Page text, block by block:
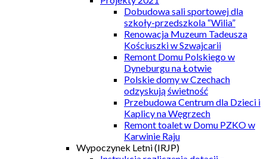
Dobudowa sali sportowej dla
szkoły-przedszkola “Wilia”
Renowacja Muzeum Tadeusza
Kościuszki w Szwajcarii
Remont Domu Polskiego w
Dyneburgu na Łotwie
Polskie domy w Czechach
odzyskują świetność
Przebudowa Centrum dla Dzieci i
Kaplicy na Węgrzech
Remont toalet w Domu PZKO w
Karwinie Raju
Wypoczynek Letni (IRJP)